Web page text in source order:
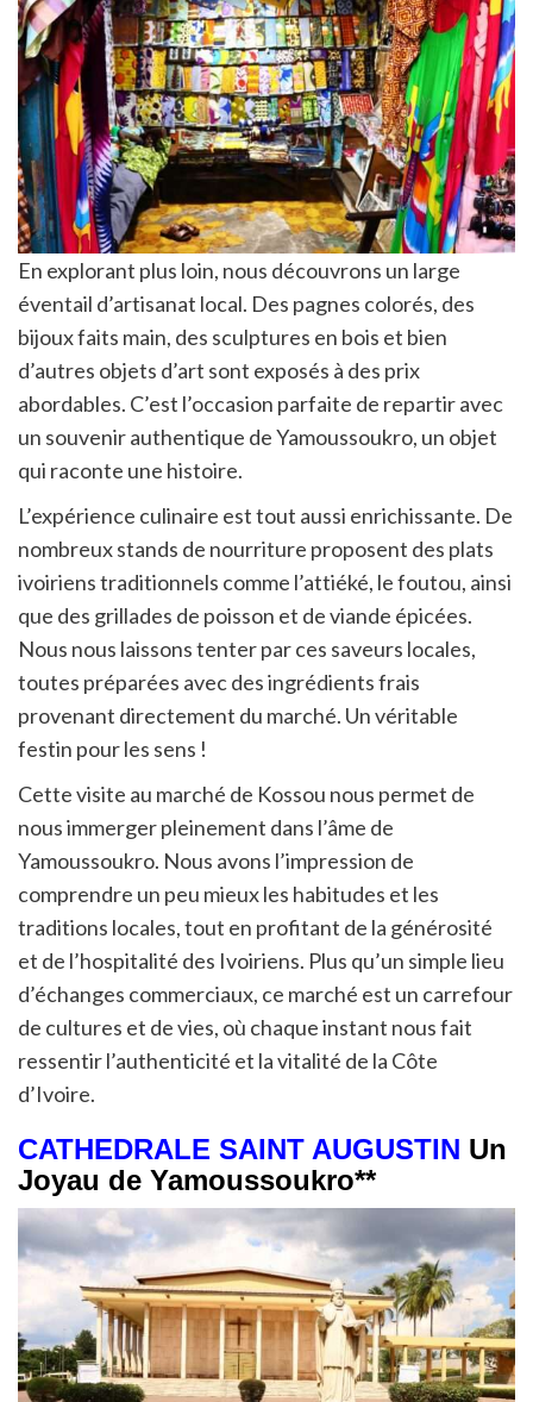
En explorant plus loin, nous découvrons un large
éventail d’artisanat local. Des pagnes colorés, des
bijoux faits main, des sculptures en bois et bien
d’autres objets d’art sont exposés à des prix
abordables. C’est l’occasion parfaite de repartir avec
un souvenir authentique de Yamoussoukro, un objet
qui raconte une histoire.
L’expérience culinaire est tout aussi enrichissante. De
nombreux stands de nourriture proposent des plats
ivoiriens traditionnels comme l’attiéké, le foutou, ainsi
que des grillades de poisson et de viande épicées.
Nous nous laissons tenter par ces saveurs locales,
toutes préparées avec des ingrédients frais
provenant directement du marché. Un véritable
festin pour les sens !
Cette visite au marché de Kossou nous permet de
nous immerger pleinement dans l’âme de
Yamoussoukro. Nous avons l’impression de
comprendre un peu mieux les habitudes et les
traditions locales, tout en profitant de la générosité
et de l’hospitalité des Ivoiriens. Plus qu’un simple lieu
d’échanges commerciaux, ce marché est un carrefour
de cultures et de vies, où chaque instant nous fait
ressentir l’authenticité et la vitalité de la Côte
d’Ivoire.
CATHEDRALE SAINT AUGUSTIN Un
Joyau de Yamoussoukro**